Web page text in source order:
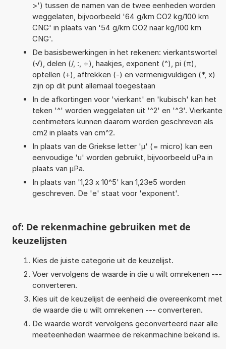
>') tussen de namen van de twee eenheden worden
weggelaten, bijvoorbeeld '64 g/km CO2 kg/100 km
CNG' in plaats van '54 g/km CO2 naar kg/100 km
CNG'.
De basisbewerkingen in het rekenen: vierkantswortel
(√), delen (/, :, ÷), haakjes, exponent (^), pi (π),
optellen (+), aftrekken (-) en vermenigvuldigen (*, x)
zijn op dit punt allemaal toegestaan
In de afkortingen voor 'vierkant' en 'kubisch' kan het
teken '^' worden weggelaten uit '^2' en '^3'. Vierkante
centimeters kunnen daarom worden geschreven als
cm2 in plaats van cm^2.
In plaats van de Griekse letter 'µ' (= micro) kan een
eenvoudige 'u' worden gebruikt, bijvoorbeeld uPa in
plaats van µPa.
In plaats van '1,23 x 10^5' kan 1,23e5 worden
geschreven. De 'e' staat voor 'exponent'.
of: De rekenmachine gebruiken met de
keuzelijsten
Kies de juiste categorie uit de keuzelijst.
Voer vervolgens de waarde in die u wilt omrekenen ---
converteren.
Kies uit de keuzelijst de eenheid die overeenkomt met
de waarde die u wilt omrekenen --- converteren.
De waarde wordt vervolgens geconverteerd naar alle
meeteenheden waarmee de rekenmachine bekend is.